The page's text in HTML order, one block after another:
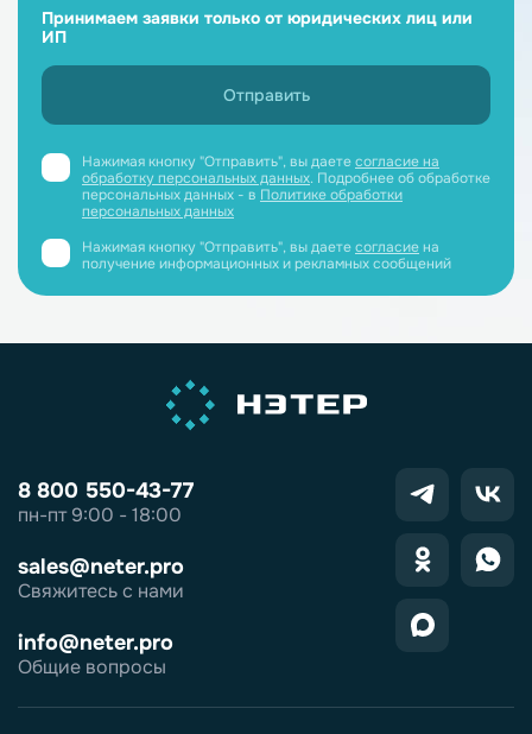
Принимаем заявки только от юридических лиц или
ИП
Нажимая кнопку "Отправить", вы даетесогласие на
обработку персональных данных. Подробнее об обработке
персональных данных - в Политике обработки
персональных данных
Нажимая кнопку "Отправить", вы даетесогласиена
получение информационных и рекламных сообщений
8 800 550-43-77
пн-пт 9:00 - 18:00
sales@neter.pro
Свяжитесь с нами
info@neter.pro
Общие вопросы